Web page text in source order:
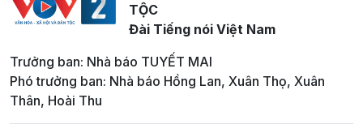
TỘC
Đài Tiếng nói Việt Nam
Trưởng ban: Nhà báo TUYẾT MAI
Phó trưởng ban: Nhà báo Hồng Lan, Xuân Thọ, Xuân
Thân, Hoài Thu